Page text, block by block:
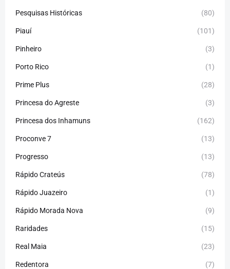
Pesquisas Históricas (80)
Piauí (101)
Pinheiro (3)
Porto Rico (1)
Prime Plus (28)
Princesa do Agreste (3)
Princesa dos Inhamuns (162)
Proconve 7 (13)
Progresso (13)
Rápido Crateús (78)
Rápido Juazeiro (1)
Rápido Morada Nova (9)
Raridades (15)
Real Maia (23)
Redentora (7)